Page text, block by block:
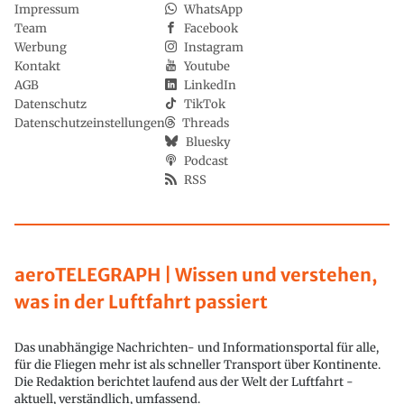
aeroTELEGRAPH | Wissen und verstehen,
was in der Luftfahrt passiert
Das unabhängige Nachrichten- und Informationsportal für alle,
für die Fliegen mehr ist als schneller Transport über Kontinente.
Die Redaktion berichtet laufend aus der Welt der Luftfahrt -
aktuell, verständlich, umfassend.
Impressum
Team
Werbung
Kontakt
AGB
Datenschutz
Datenschutzeinstellungen
WhatsApp
Facebook
Instagram
Youtube
LinkedIn
TikTok
Threads
Bluesky
Podcast
RSS